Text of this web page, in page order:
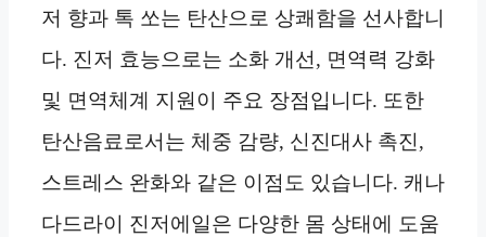
저 향과 톡 쏘는 탄산으로 상쾌함을 선사합니
다. 진저 효능으로는 소화 개선, 면역력 강화
및 면역체계 지원이 주요 장점입니다. 또한
탄산음료로서는 체중 감량, 신진대사 촉진,
스트레스 완화와 같은 이점도 있습니다. 캐나
다드라이 진저에일은 다양한 몸 상태에 도움